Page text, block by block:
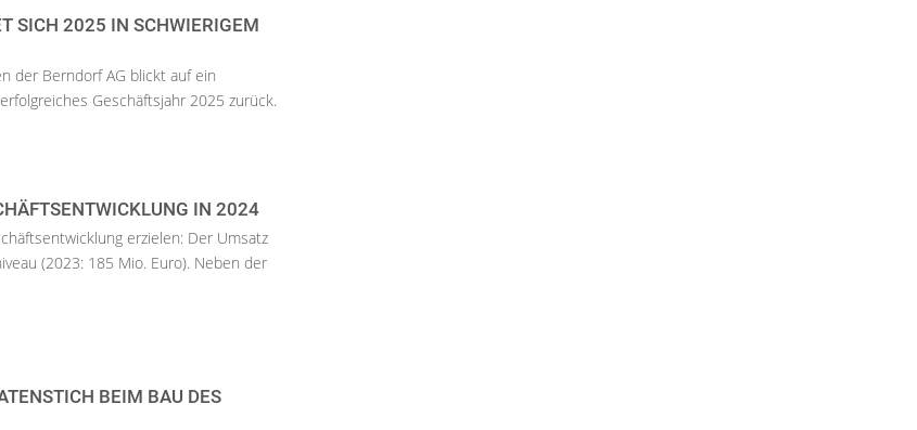
SICH 2025 IN SCHWIERIGEM
der Berndorf AG blickt auf ein
Geschäftsjahr 2025 zurück.
IN 2024
erzielen: Der Umsatz
(2023: 185 Mio. Euro). Neben der
BEIM BAU DES